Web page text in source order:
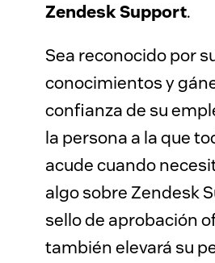
Zendesk Support
Sea reconocido por
conocimientos y
confianza de su
la persona a la que
acude cuando
algo sobre Zendesk
sello de aprobación
también elevará su